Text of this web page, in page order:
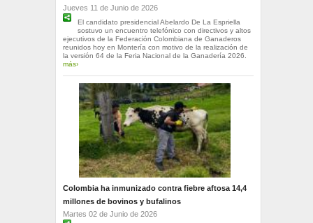
Jueves 11 de Junio de 2026
El candidato presidencial Abelardo De La Espriella
sostuvo un encuentro telefónico con directivos y altos
ejecutivos de la Federación Colombiana de Ganaderos
reunidos hoy en Montería con motivo de la realización de
la versión 64 de la Feria Nacional de la Ganadería 2026.
más›
Colombia ha inmunizado contra fiebre aftosa 14,4
millones de bovinos y bufalinos
Martes 02 de Junio de 2026